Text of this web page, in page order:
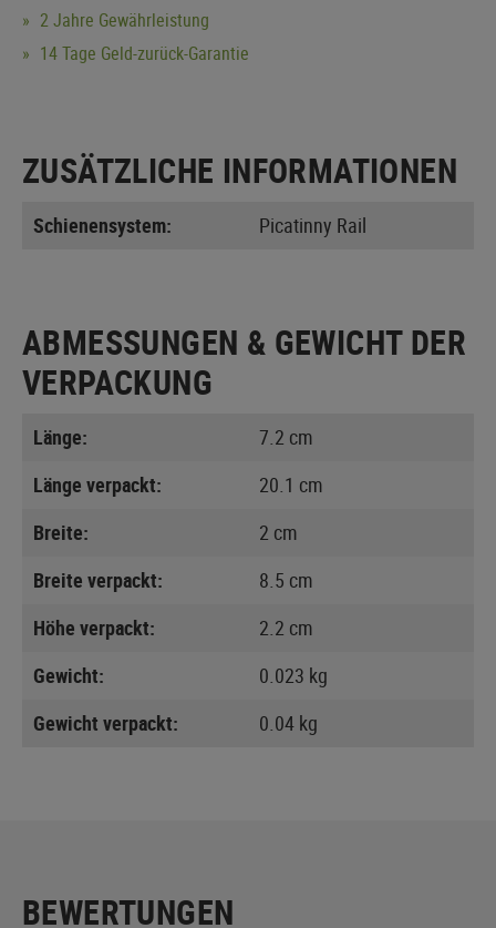
2 Jahre Gewährleistung
14 Tage Geld-zurück-Garantie
ZUSÄTZLICHE INFORMATIONEN
Schienensystem: Picatinny Rail
ABMESSUNGEN & GEWICHT DER
VERPACKUNG
Länge:
7.2 cm
Länge verpackt:
20.1 cm
Breite:
2 cm
Breite verpackt:
8.5 cm
Höhe verpackt:
2.2 cm
Gewicht:
0.023 kg
Gewicht verpackt:
0.04 kg
BEWERTUNGEN